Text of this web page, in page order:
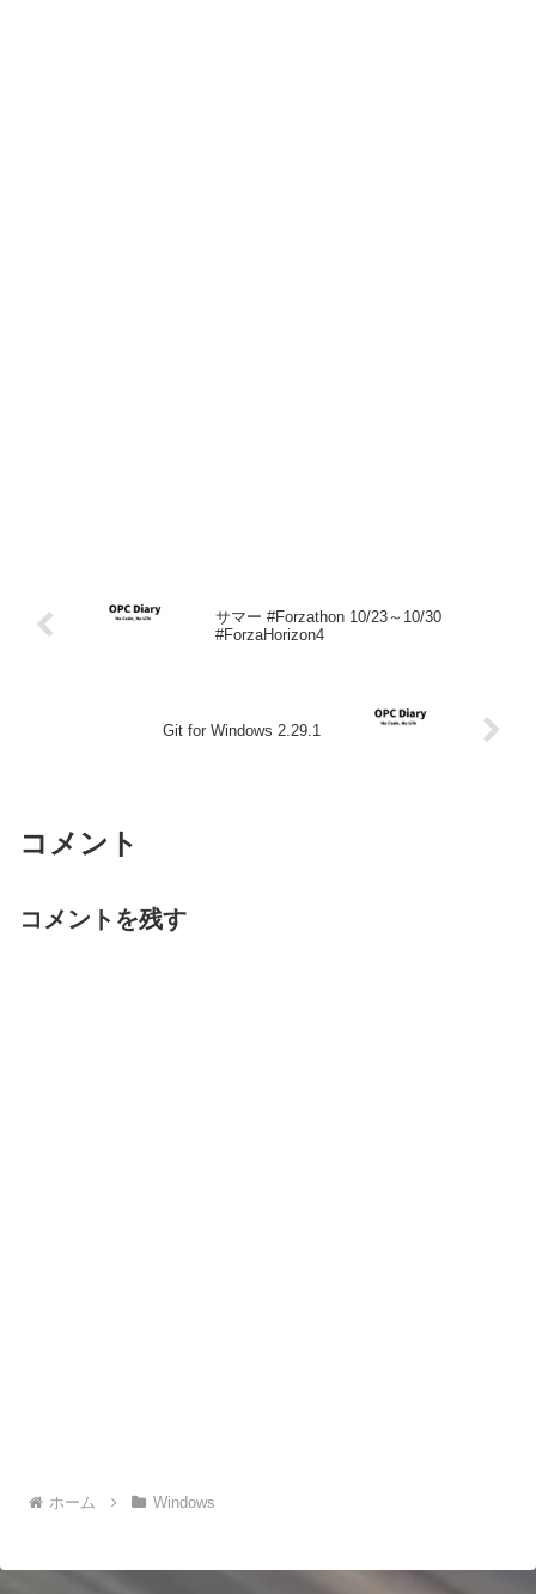
サマー #Forzathon 10/23～10/30
#ForzaHorizon4
Git for Windows 2.29.1
コメント
コメントを残す
ホーム Windows